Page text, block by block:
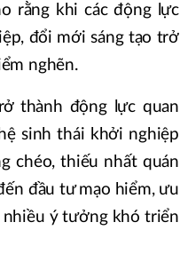
rằng khi các động lực
đổi mới sáng tạo trở
nghẽn.
thành động lực quan
sinh thái khởi nghiệp
chéo, thiếu nhất quán
đầu tư mạo hiểm, ưu
nhiều ý tưởng khó triển